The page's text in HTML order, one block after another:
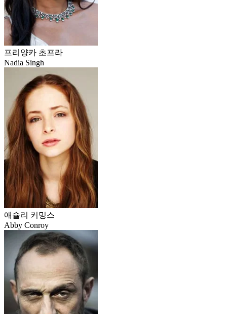
프리양카 초프라
Nadia Singh
애슐리 커밍스
Abby Conroy